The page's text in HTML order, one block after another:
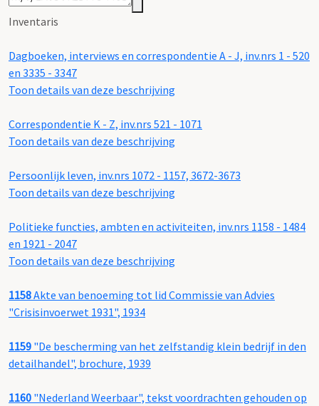
Inventaris
Dagboeken, interviews en correspondentie A - J, inv.nrs 1 - 520
en 3335 - 3347
Toon details van deze beschrijving
Correspondentie K - Z, inv.nrs 521 - 1071
Toon details van deze beschrijving
Persoonlijk leven, inv.nrs 1072 - 1157, 3672-3673
Toon details van deze beschrijving
Politieke functies, ambten en activiteiten, inv.nrs 1158 - 1484
en 1921 - 2047
Toon details van deze beschrijving
1158Akte van benoeming tot lid Commissie van Advies
"Crisisinvoerwet 1931", 1934
1159 "De bescherming van het zelfstandig klein bedrijf in den
detailhandel", brochure, 1939
1160 "Nederland Weerbaar", tekst voordrachten gehouden op